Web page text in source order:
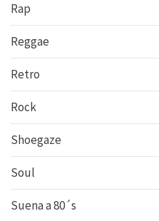
Rap
Reggae
Retro
Rock
Shoegaze
Soul
Suena a 80´s